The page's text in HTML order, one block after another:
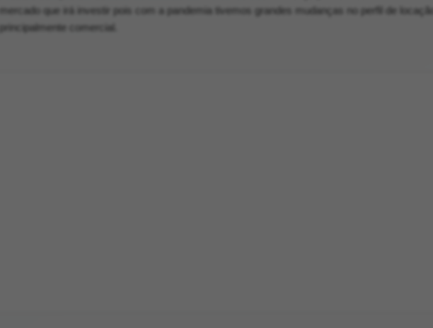
mercado que irá investir pois com a pandemia tivemos grandes mudanças no perfil de locação
principalmente comercial.